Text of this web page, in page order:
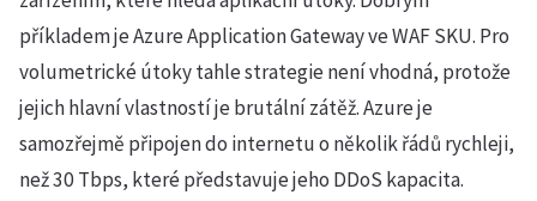
příkladem je Azure Application Gateway ve WAF SKU. Pro
volumetrické útoky tahle strategie není vhodná, protože
jejich hlavní vlastností je brutální zátěž. Azure je
samozřejmě připojen do internetu o několik řádů rychleji,
než 30 Tbps, které představuje jeho DDoS kapacita.